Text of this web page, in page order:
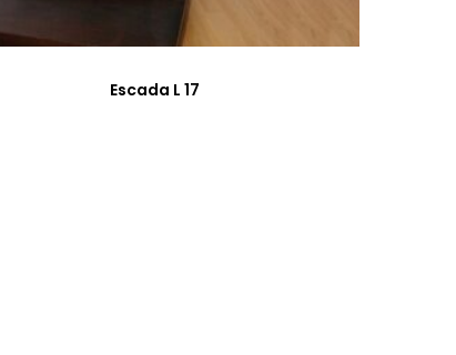
Escada L 17